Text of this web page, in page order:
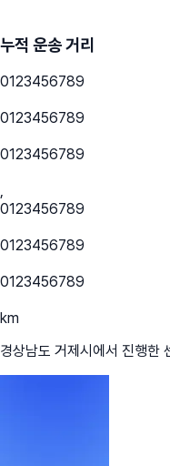
누적 운송 거리
0123456789
0123456789
0123456789
,
0123456789
0123456789
0123456789
km
경상남도 거제시 에서 진행한